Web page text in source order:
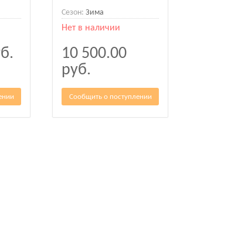
Сезон: Зима
Нет в наличии
10 500.00
руб.
Сообщить о поступлении